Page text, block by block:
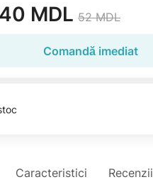
MDL 52 MDL
Comandă imediat
Caracteristici Recenzii